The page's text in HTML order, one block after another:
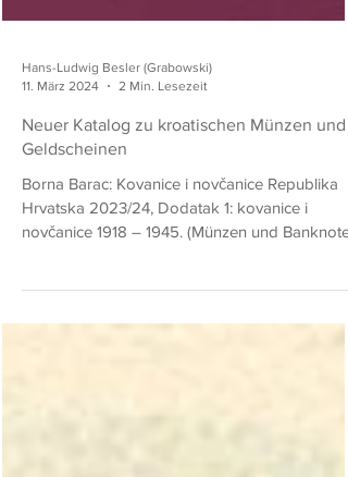
11. März 2024
2 Min. Lesezeit
Neuer Katalog zu kroatischen Münzen und
Geldscheinen
Borna Barac: Kovanice i novčanice Republika
Hrvatska 2023/24, Dodatak 1: kovanice i
der...